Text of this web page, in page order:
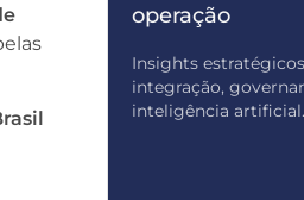
operação
Insights
integração,
inteligência artificial.